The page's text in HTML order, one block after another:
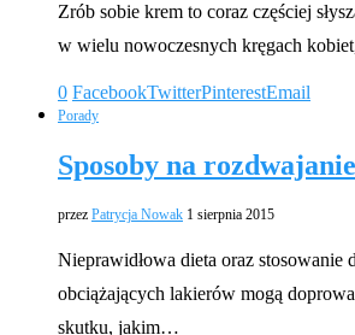
Zrób sobie krem to coraz częściej
w wielu nowoczesnych kręgach
0 FacebookTwitterPinterestEmail
Porady
Sposoby na
przez Patrycja Nowak 1 sierpnia 2015
Nieprawidłowa dieta oraz stosowanie
obciążających lakierów mogą
skutku, jakim…